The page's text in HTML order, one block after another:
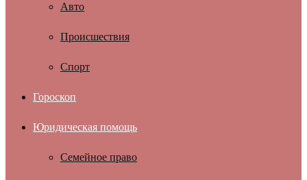
Авто
Происшествия
Спорт
Гороскоп
Юридическая помощь
Семейное право